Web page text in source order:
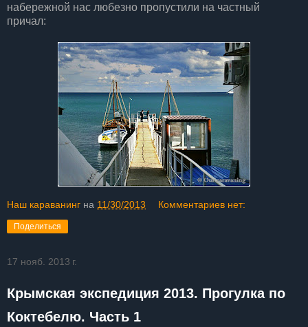
набережной нас любезно пропустили на частный
причал:
Наш караванинг на 11/30/2013 Комментариев нет:
Поделиться
17 нояб. 2013 г.
Крымская экспедиция 2013. Прогулка по
Коктебелю. Часть 1